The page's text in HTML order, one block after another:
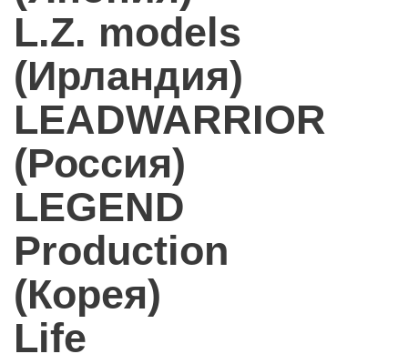
L.Z. models
(Ирландия)
LEADWARRIOR
(Россия)
LEGEND
Production
(Корея)
Life